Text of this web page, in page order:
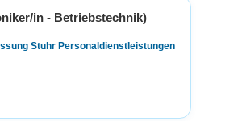
in - Betriebstechnik)
Stuhr Personaldienstleistungen